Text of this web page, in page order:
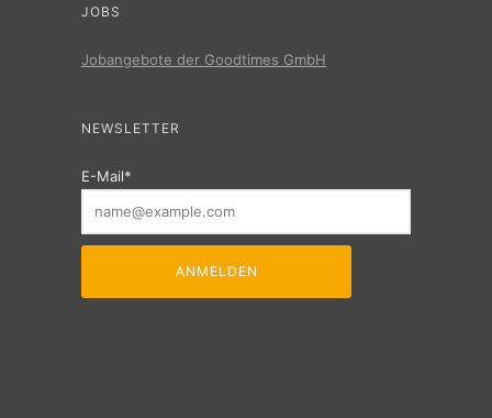
JOBS
Jobangebote der Goodtimes GmbH
NEWSLETTER
E-Mail*
ANMELDEN